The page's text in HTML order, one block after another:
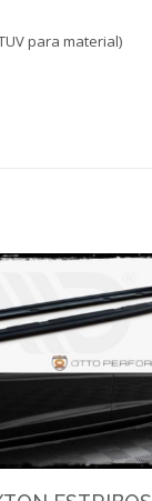
para material)